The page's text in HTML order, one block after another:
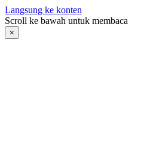
Langsung ke konten
Scroll ke bawah untuk membaca
×